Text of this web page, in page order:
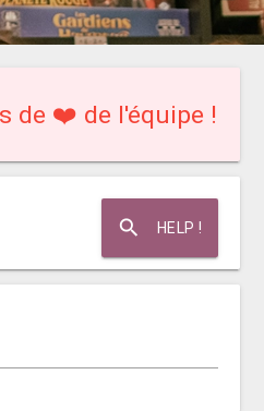
de ❤️ de l'équipe !
search HELP !